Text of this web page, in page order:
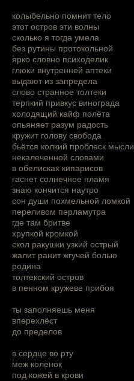
колыбельно помнит тело
этот остров эти волны
сколько я тогда умела
без рутины протокольной
ярко словно психоделик
глюки внутренней аптеки
выдают из запредела
слово странное толтеки
терпкий привкус винограда
холодящий кайф полёта
опьяняет разум радость
кружит голову свобода
бьётся колкий проблеск мысли
некалеченной словами
в обелисках кипарисов
гаснет солнечное пламя
знаю кончится наутро
cон души похмельной ломкой
переливом перламутра
где там бритве
хрупкой кромкой
скол ракушки узкий острый
жалит ранит жгучей болью
родина
толтекский остров
в пенном кружеве прибоя
ты заполняешь меня
вперехлёст
до пределов
в сердце во рту
меж коленок
под кожей в крови